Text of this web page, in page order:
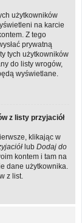
użytkowników
na karcie
Z tego
prywatną
tych użytkowników
do listy wrogów,
wyświetlane.
z listy przyjaciół
klikając w
lub Dodaj do
kontem i tam na
dane użytkownika.
z list.